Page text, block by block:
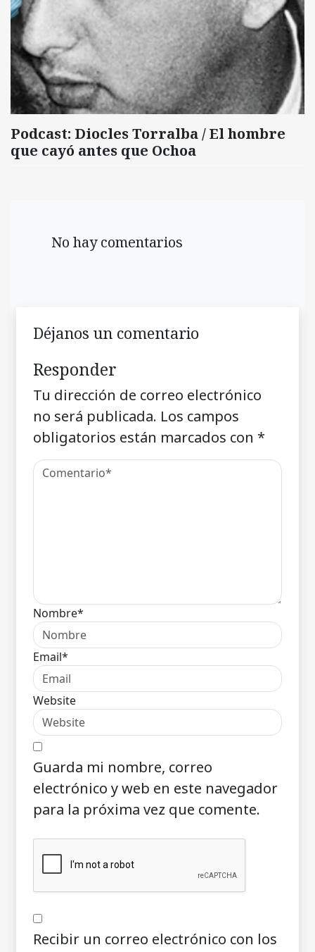
Podcast: Diocles Torralba / El hombre
que cayó antes que Ochoa
No hay comentarios
Déjanos un comentario
Responder
Tu dirección de correo electrónico
no será publicada. Los campos
obligatorios están marcados con *
Nombre*
Email*
Website
Guarda mi nombre, correo
electrónico y web en este navegador
para la próxima vez que comente.
Recibir un correo electrónico con los